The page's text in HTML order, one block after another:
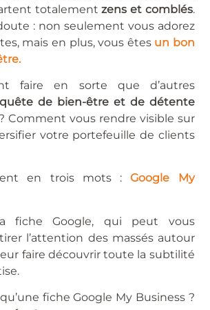
totalementzens et comblés.
: non seulement vous adorez
mais en plus, vous êtes un bon
faire en sorte que d’autres
de bien-être et de détente
Comment vous rendre visible sur
votre portefeuille de clients
en trois mots :Google My
fiche Google, qui peut vous
l’attention des massés autour
faire découvrir toute la subtilité
fiche Google My Business ?